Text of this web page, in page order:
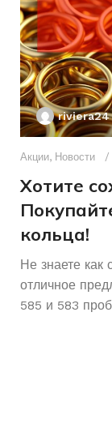
БРЕНД
riviera24
Акции, Новости
Хотите
кольца!
Не знаете как
отличное
585 и 583